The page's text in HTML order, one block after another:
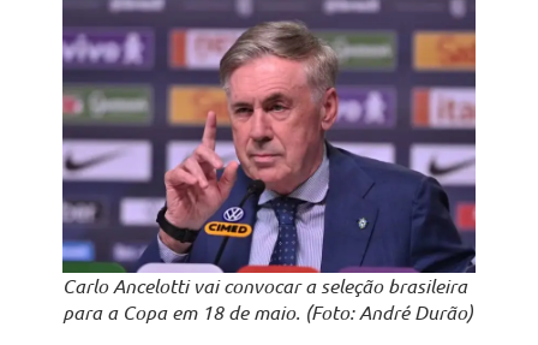
Carlo Ancelotti vai convocar a seleção brasileira
para a Copa em 18 de maio. (Foto: André Durão)